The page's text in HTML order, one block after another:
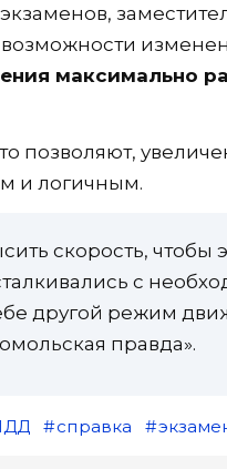
максимально
позволяют,
и логичным.
скорость, чтобы
с
другой режим
правда».
справка